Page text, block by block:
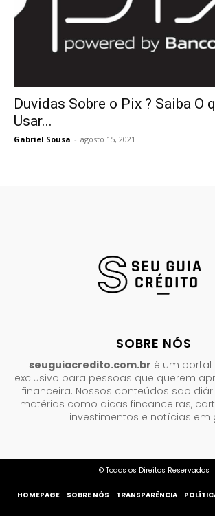
Duvidas Sobre o Pix ? Saiba O
Usar...
Gabriel Sousa - agosto 15, 2021
SOBRE NÓS
seuguiacredito.com.br é um
exclusivo para pessoas que querem
financeira. Nossos conteúdos são
matérias como dicas fincanceiras,
investimentos e notícias em
© Todos os Direitos Reservados
HOMEPAGE SOBRE NÓS TRANSPARÊNCIA